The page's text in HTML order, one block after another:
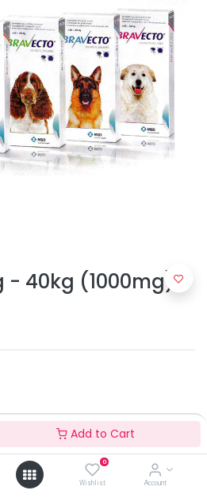
Add to Cart
0
Wishlist Account
- 40kg (1000mg)
to Cart